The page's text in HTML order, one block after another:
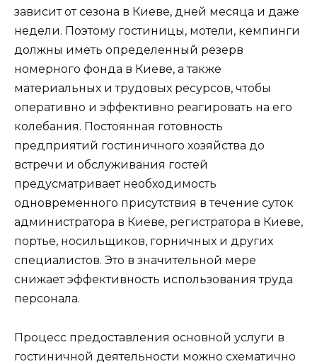
зависит от сезона в Киеве, дней месяца и даже
недели. Поэтому гостиницы, мотели, кемпинги
должны иметь определенный резерв
номерного фонда в Киеве, а также
материальных и трудовых ресурсов, чтобы
оперативно и эффективно реагировать на его
колебания. Постоянная готовность
предприятий гостиничного хозяйства до
встречи и обслуживания гостей
предусматривает необходимость
одновременного присутствия в течение суток
администратора в Киеве, регистратора в Киеве,
портье, носильщиков, горничных и других
специалистов. Это в значительной мере
снижает эффективность использования труда
персонала.
Процесс предоставления основной услуги в
гостиничной деятельности можно схематично